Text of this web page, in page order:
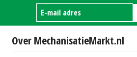
Over MechanisatieMarkt.nl